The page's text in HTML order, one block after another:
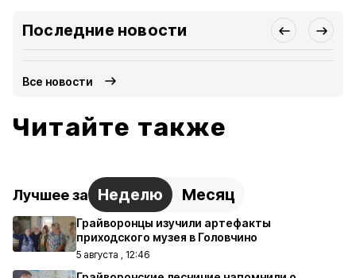
Последние новости
Все новости
Читайте также
Лучшее за Неделю Месяц
Грайворонцы изучили артефакты
приходского музея в Головчино
5 августа , 12:46